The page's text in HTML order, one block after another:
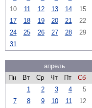
10
11 12 13 14 15
17
18 19 20 21 22
24
25 26 27 28 29
31
апрель
Пн
Вт Ср Чт Пт Сб
1
2 3 4 5
7
8 9 10 11 12